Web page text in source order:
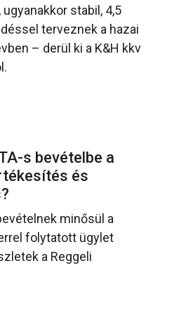
stabil, 4,5
terveznek a hazai
– derül ki a K&H kkv
s bevételbe a
és
minősül a
folytatott ügylet
a Reggeli